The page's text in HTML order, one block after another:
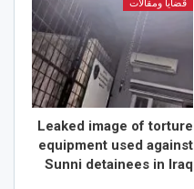
قضايا ومقالات
Leaked image of torture
equipment used against
Sunni detainees in Iraq